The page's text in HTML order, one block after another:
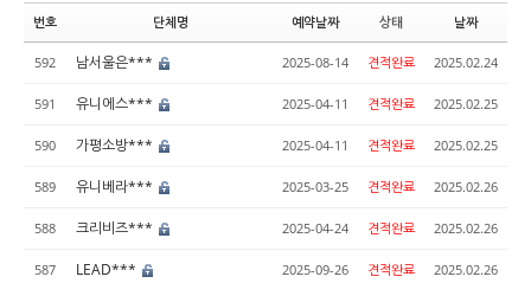
번호 단체명 예약날짜 상태 날짜
592 남서울은*** 2025-08-14 견적완료 2025.02.24
591 유니에스*** 2025-04-11 견적완료 2025.02.25
590 가평소방*** 2025-04-11 견적완료 2025.02.25
589 유니베라*** 2025-03-25 견적완료 2025.02.26
588 크리비즈*** 2025-04-24 견적완료 2025.02.26
587 LEAD*** 2025-09-26 견적완료 2025.02.26